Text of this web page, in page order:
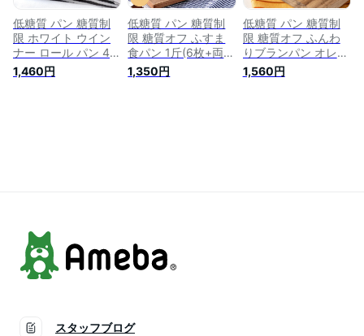
低糖質 パン 糖質制
限 ホワイト ウイン
ナー ロール パン 4
個// 糖質オフ 糖質カ
ット 食事パン 白い
1,460円
低糖質 パン 糖質制
限 糖質オフ ふすま
食パン 1斤(6枚+両端
つき)// ブランパン
ふすまパン ふすま粉
1,350円
低糖質 パン 糖質制
限 糖質オフ ふんわ
りブランパン オレン
ジ 10個// 糖質カット
ふすまパン ふすま粉
1,560円
スタッフブログ